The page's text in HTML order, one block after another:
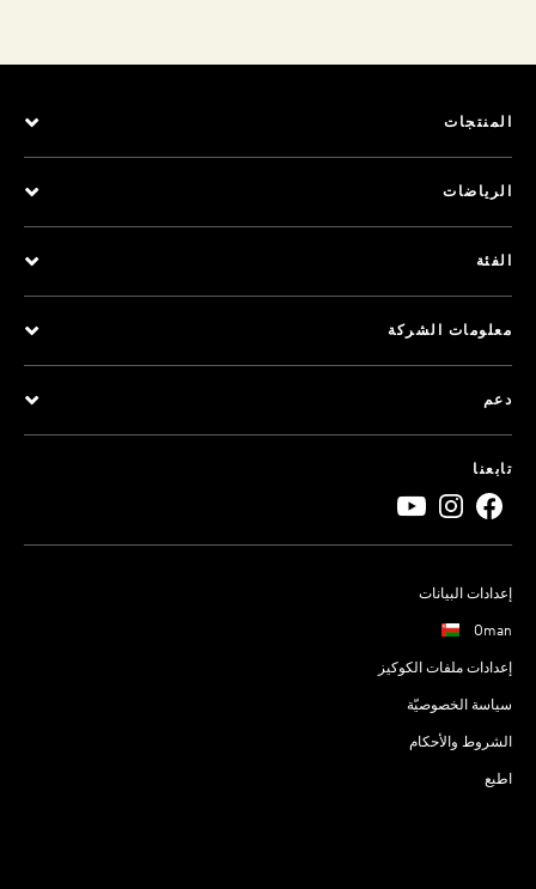
المنتجات
الرياضات
الفئة
معلومات الشركة
دعم
تابعنا
إعدادات البيانات
Oman
إعدادات ملفات الكوكيز
سياسة الخصوصيّة
الشروط والأحكام
اطبع